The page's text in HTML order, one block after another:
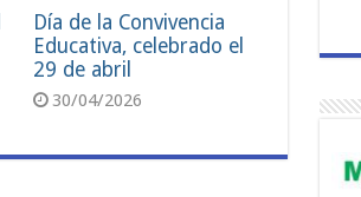
Día de la Convivencia
Educativa, celebrado el
29 de abril
30/04/2026